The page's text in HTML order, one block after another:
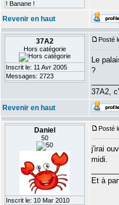
! Banane !
Revenir en haut
37A2
Hors catégorie
Inscrit le: 11 Avr 2005
Messages: 2723
Posté
Le
?
37A2,
Revenir en haut
Daniel
50
Inscrit le: 10 Mar 2010
Posté
j'irai
midi.
Et à